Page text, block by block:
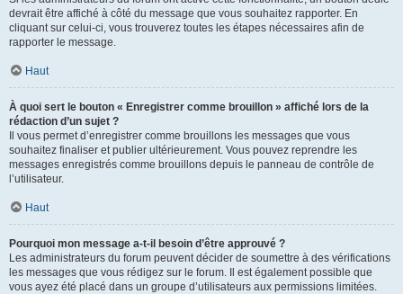
devrait être affiché à côté du message que vous souhaitez rapporter. En
cliquant sur celui-ci, vous trouverez toutes les étapes nécessaires afin de
rapporter le message.
Haut
À quoi sert le bouton « Enregistrer comme brouillon » affiché lors de la
rédaction d’un sujet ?
Il vous permet d’enregistrer comme brouillons les messages que vous
souhaitez finaliser et publier ultérieurement. Vous pouvez reprendre les
messages enregistrés comme brouillons depuis le panneau de contrôle de
l’utilisateur.
Haut
Pourquoi mon message a-t-il besoin d’être approuvé ?
Les administrateurs du forum peuvent décider de soumettre à des vérifications
les messages que vous rédigez sur le forum. Il est également possible que
vous ayez été placé dans un groupe d’utilisateurs aux permissions limitées.